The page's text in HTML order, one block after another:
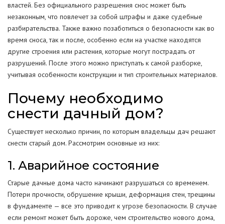
властей. Без официального разрешения снос может быть
незаконным, что повлечет за собой штрафы и даже судебные
разбирательства. Также важно позаботиться о безопасности как во
время сноса, так и после, особенно если на участке находятся
другие строения или растения, которые могут пострадать от
разрушений. После этого можно приступать к самой разборке,
учитывая особенности конструкции и тип строительных материалов.
Почему необходимо
снести дачный дом?
Существует несколько причин, по которым владельцы дач решают
снести старый дом. Рассмотрим основные из них:
1. Аварийное состояние
Старые дачные дома часто начинают разрушаться со временем.
Потери прочности, обрушение крыши, деформация стен, трещины
в фундаменте — все это приводит к угрозе безопасности. В случае
если ремонт может быть дороже, чем строительство нового дома,